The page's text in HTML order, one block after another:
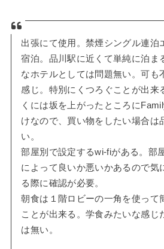
出張にて使用。禁煙シングル連泊
宿泊。品川駅に近くて単純に泊ま
なホテルとしては問題無い。可も
感じ。特別にくつろぐことが出来
くには坂を上がったところに
けなので、買い物をしたい場合は
い。
部屋別で設定するwi-fiがある。部
によって良いか悪いかあるので気
る際に確認が必要。
朝食は１階ロビーの一角を使って
ことが出来る。学食みたいな感じ
は無い。